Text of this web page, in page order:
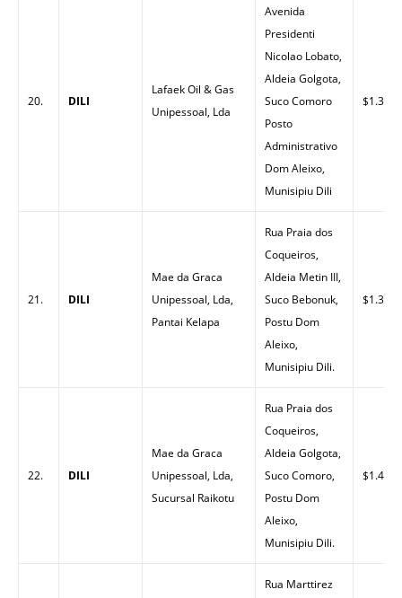
20. DILI
Lafaek Oil & Gas
Unipessoal, Lda
Avenida
Presidenti
Nicolao Lobato,
Aldeia Golgota,
Suco Comoro
Posto
Administrativo
Dom Aleixo,
Munisipiu Dili
$1.35
21. DILI
Mae da Graca
Unipessoal, Lda,
Pantai Kelapa
Rua Praia dos
Coqueiros,
Aldeia Metin III,
Suco Bebonuk,
Postu Dom
Aleixo,
Munisipiu Dili.
$1.30
22. DILI
Mae da Graca
Unipessoal, Lda,
Sucursal Raikotu
Rua Praia dos
Coqueiros,
Aldeia Golgota,
Suco Comoro,
Postu Dom
Aleixo,
Munisipiu Dili.
$1.40
Rua Marttirez